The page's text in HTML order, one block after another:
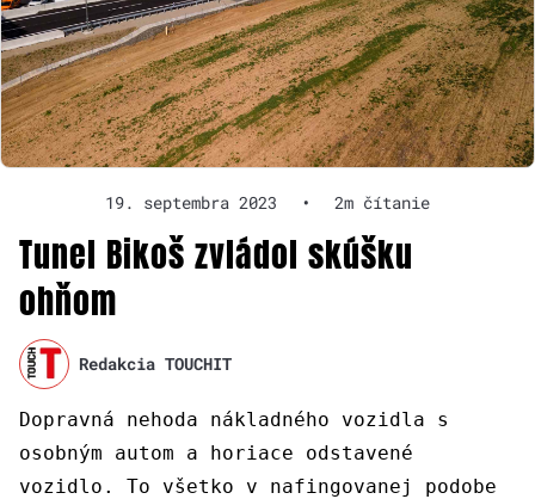
19. septembra 2023 • 2m čítanie
Tunel Bikoš zvládol skúšku
ohňom
Redakcia TOUCHIT
Dopravná nehoda nákladného vozidla s
osobným autom a horiace odstavené
vozidlo. To všetko v nafingovanej podobe